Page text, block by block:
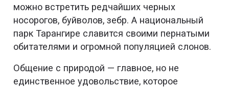
можно встретить редчайших черных
носорогов, буйволов, зебр. А национальный
парк Тарангире славится своими пернатыми
обитателями и огромной популяцией слонов.
Общение с природой — главное, но не
единственное удовольствие, которое